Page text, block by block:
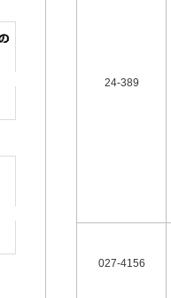
24-389
027-4156